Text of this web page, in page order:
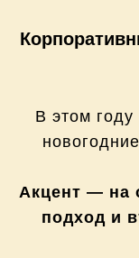
В этом
Акцент — на
подход и